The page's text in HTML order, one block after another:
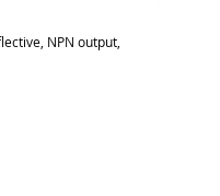
NPN output,